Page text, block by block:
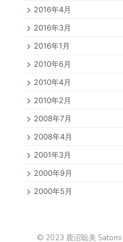
2016年4月
2016年3月
2016年1月
2010年6月
2010年4月
2010年2月
2008年7月
2008年4月
2001年3月
2000年9月
2000年5月
© 2023 鹿沼聡美